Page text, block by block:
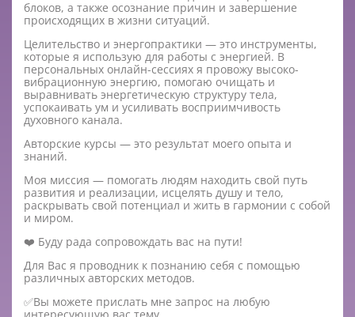
блоков, а также осознание причин и завершение
происходящих в жизни ситуаций.
Целительство и энергопрактики — это инструменты,
которые я использую для работы с энергией. В
персональных онлайн-сессиях я провожу высоко-
вибрационную энергию, помогаю очищать и
выравнивать энергетическую структуру тела,
успокаивать ум и усиливать восприимчивость
духовного канала.
Авторские курсы — это результат моего опыта и
знаний.
Моя миссия — помогать людям находить свой путь
развития и реализации, исцелять душу и тело,
раскрывать свой потенциал и жить в гармонии с собой
и миром.
❤️ Буду рада сопровождать вас на пути!
Для Вас я проводник к познанию себя с помощью
различных авторских методов.
✅Вы можете прислать мне запрос на любую